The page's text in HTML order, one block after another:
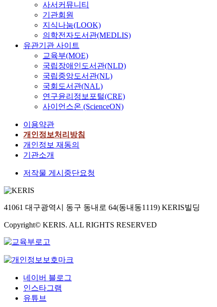
사서커뮤니티
기관회원
지식나눔(LOOK)
의학전자도서관(MEDLIS)
유관기관 사이트
교육부(MOE)
국립장애인도서관(NLD)
국립중앙도서관(NL)
국회도서관(NAL)
연구윤리정보포털(CRE)
사이언스온 (ScienceON)
이용약관
개인정보처리방침
개인정보 재동의
기관소개
저작물 게시중단요청
41061 대구광역시 동구 동내로 64(동내동1119) KERIS빌딩
Copyright© KERIS. ALL RIGHTS RESERVED
네이버 블로그
인스타그램
유튜브